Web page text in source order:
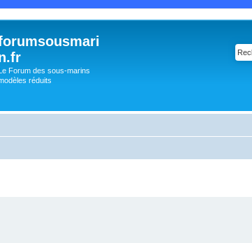
Forum des sous-marins
réduits